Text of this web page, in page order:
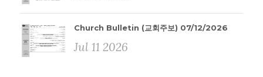
Church Bulletin (교회주보) 07/12/2026
Jul 11 2026